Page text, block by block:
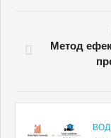
Метод